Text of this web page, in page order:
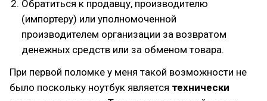
Обратиться к продавцу, производителю
(импортеру) или уполномоченной
производителем организации за возвратом
денежных средств или за обменом товара.
При первой поломке у меня такой возможности не
было поскольку ноутбук является технически